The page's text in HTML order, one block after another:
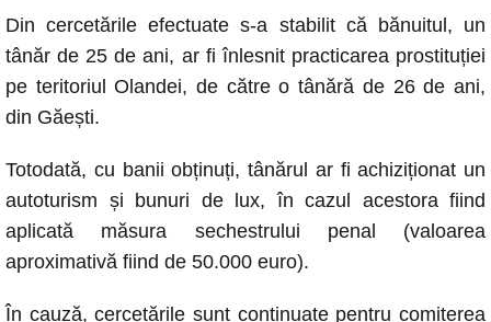
Din cercetările efectuate s-a stabilit că bănuitul, un
tânăr de 25 de ani, ar fi înlesnit practicarea prostituției
pe teritoriul Olandei, de către o tânără de 26 de ani,
din Găești.
Totodată, cu banii obținuți, tânărul ar fi achiziționat un
autoturism și bunuri de lux, în cazul acestora fiind
aplicată măsura sechestrului penal (valoarea
aproximativă fiind de 50.000 euro).
În cauză, cercetările sunt continuate pentru comiterea